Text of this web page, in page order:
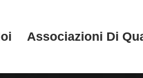
Associazioni Di